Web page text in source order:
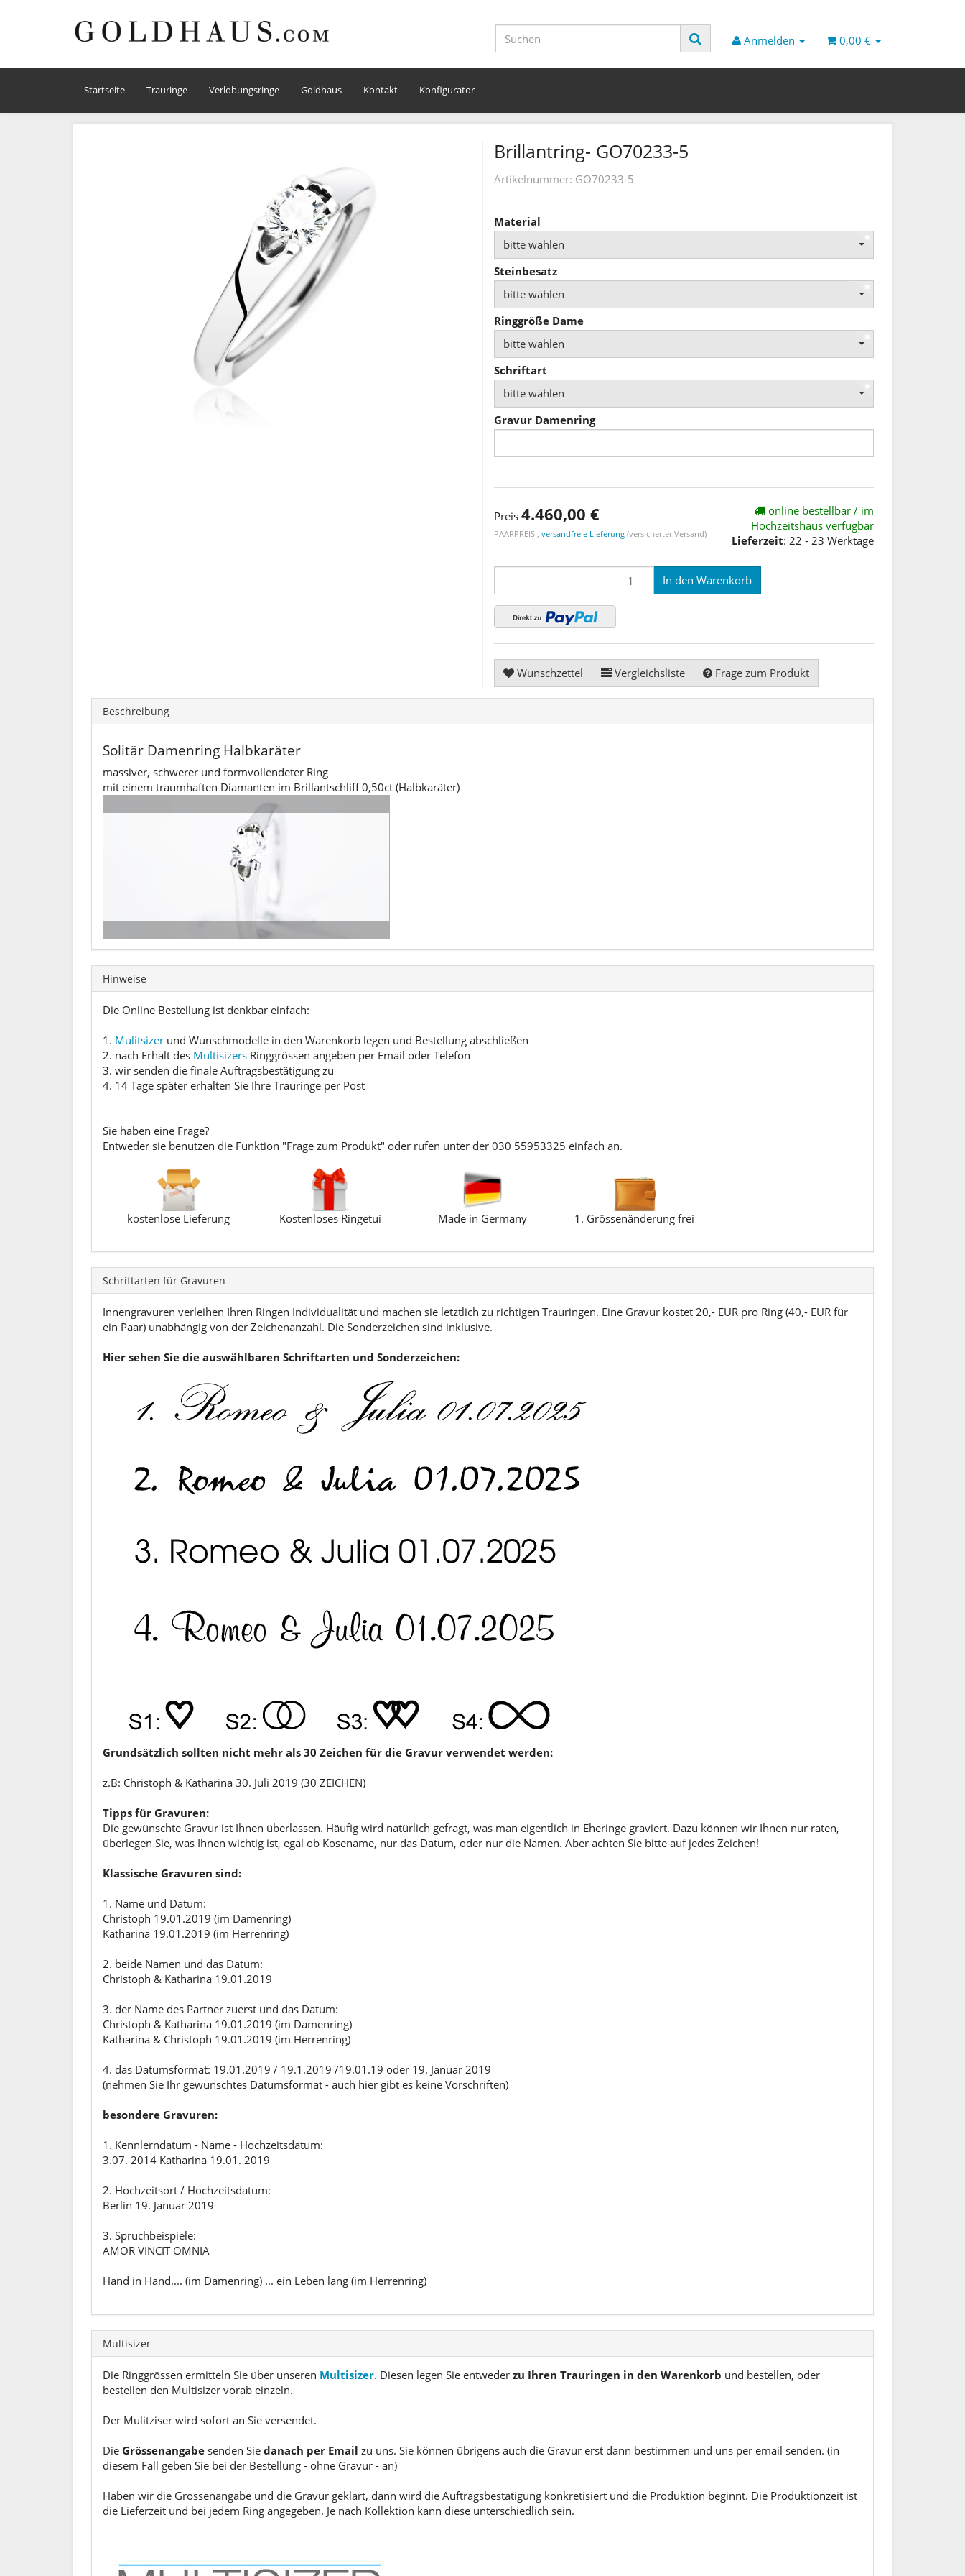
Anmelden 0,00 €
Startseite Trauringe Verlobungsringe Goldhaus Kontakt Konfigurator
Brillantring- GO70233-5
Artikelnummer: GO70233-5
Material
bitte wählen
Steinbesatz
bitte wählen
Ringgröße Dame
bitte wählen
Schriftart
bitte wählen
Gravur Damenring
Preis 4.460,00 €
PAARPREIS , versandfreie Lieferung (versicherter Versand)
online bestellbar / im
Hochzeitshaus verfügbar
Lieferzeit: 22 - 23 Werktage
In den Warenkorb
Wunschzettel Vergleichsliste Frage zum Produkt
Beschreibung
Solitär Damenring Halbkaräter
massiver, schwerer und formvollendeter Ring
mit einem traumhaften Diamanten im Brillantschliff 0,50ct (Halbkaräter)
Hinweise
Die Online Bestellung ist denkbar einfach:
1. Mulitsizer und Wunschmodelle in den Warenkorb legen und Bestellung abschließen
2. nach Erhalt des Multisizers Ringgrössen angeben per Email oder Telefon
3. wir senden die finale Auftragsbestätigung zu
4. 14 Tage später erhalten Sie Ihre Trauringe per Post
Sie haben eine Frage?
Entweder sie benutzen die Funktion "Frage zum Produkt" oder rufen unter der 030 55953325 einfach an.
kostenlose Lieferung Kostenloses Ringetui Made in Germany 1. Grössenänderung frei
Schriftarten für Gravuren
Innengravuren verleihen Ihren Ringen Individualität und machen sie letztlich zu richtigen Trauringen. Eine Gravur kostet 20,- EUR pro Ring (40,- EUR für
ein Paar) unabhängig von der Zeichenanzahl. Die Sonderzeichen sind inklusive.
Hier sehen Sie die auswählbaren Schriftarten und Sonderzeichen:
Grundsätzlich sollten nicht mehr als 30 Zeichen für die Gravur verwendet werden:
z.B: Christoph & Katharina 30. Juli 2019 (30 ZEICHEN)
Tipps für Gravuren:
Die gewünschte Gravur ist Ihnen überlassen. Häufig wird natürlich gefragt, was man eigentlich in Eheringe graviert. Dazu können wir Ihnen nur raten,
überlegen Sie, was Ihnen wichtig ist, egal ob Kosename, nur das Datum, oder nur die Namen. Aber achten Sie bitte auf jedes Zeichen!
Klassische Gravuren sind:
1. Name und Datum:
Christoph 19.01.2019 (im Damenring)
Katharina 19.01.2019 (im Herrenring)
2. beide Namen und das Datum:
Christoph & Katharina 19.01.2019
3. der Name des Partner zuerst und das Datum:
Christoph & Katharina 19.01.2019 (im Damenring)
Katharina & Christoph 19.01.2019 (im Herrenring)
4. das Datumsformat: 19.01.2019 / 19.1.2019 /19.01.19 oder 19. Januar 2019
(nehmen Sie Ihr gewünschtes Datumsformat - auch hier gibt es keine Vorschriften)
besondere Gravuren:
1. Kennlerndatum - Name - Hochzeitsdatum:
3.07. 2014 Katharina 19.01. 2019
2. Hochzeitsort / Hochzeitsdatum:
Berlin 19. Januar 2019
3. Spruchbeispiele:
AMOR VINCIT OMNIA
Hand in Hand.... (im Damenring) ... ein Leben lang (im Herrenring)
Multisizer
Die Ringgrössen ermitteln Sie über unseren Multisizer. Diesen legen Sie entweder zu Ihren Trauringen in den Warenkorb und bestellen, oder
bestellen den Multisizer vorab einzeln.
Der Mulitziser wird sofort an Sie versendet.
Die Grössenangabe senden Sie danach per Email zu uns. Sie können übrigens auch die Gravur erst dann bestimmen und uns per email senden. (in
diesem Fall geben Sie bei der Bestellung - ohne Gravur - an)
Haben wir die Grössenangabe und die Gravur geklärt, dann wird die Auftragsbestätigung konkretisiert und die Produktion beginnt. Die Produktionzeit ist
die Lieferzeit und bei jedem Ring angegeben. Je nach Kollektion kann diese unterschiedlich sein.